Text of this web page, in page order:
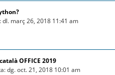
dl. març 26, 2018 11:41 am
OFFICE 2019
dg. oct. 21, 2018 10:01 am